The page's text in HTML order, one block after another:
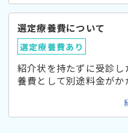
選定療養費について
選定療養費あり
紹介状を持たずに受診
養費として別途料金がか